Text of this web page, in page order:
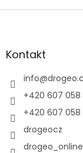
Z
aKontakt
info@
+420 607 058
+420 607
drogeocz